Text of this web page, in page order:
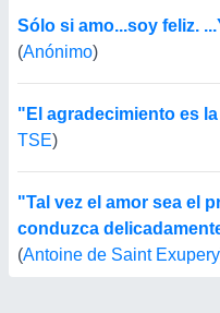
Sólo si amo...soy feliz.
(Anónimo)
"El agradecimiento es
TSE)
"Tal vez el amor sea el
conduzca
(Antoine de Saint Exupery